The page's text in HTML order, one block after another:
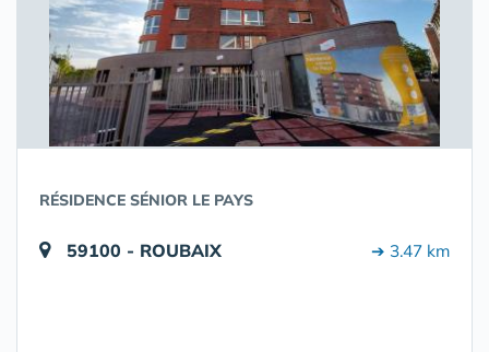
RÉSIDENCE SÉNIOR LE PAYS
59100 - ROUBAIX ➔ 3.47 km